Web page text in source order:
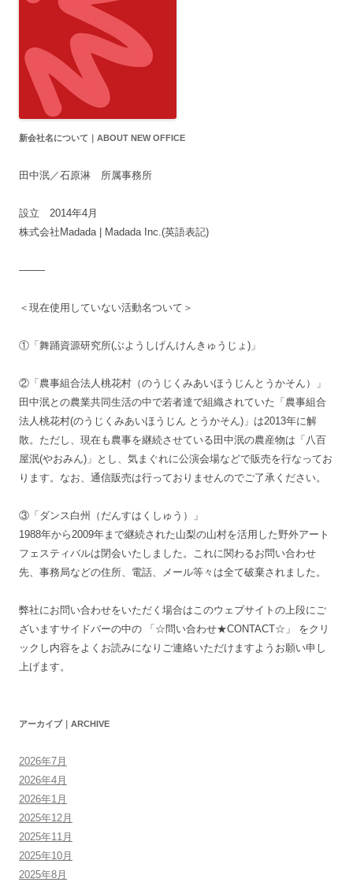
新会社名について｜ABOUT NEW OFFICE
田中泯／石原淋 所属事務所
設立 2014年4月
株式会社Madada | Madada Inc.(英語表記)
——–
＜現在使用していない活動名ついて＞
①「舞踊資源研究所(ぶようしげんけんきゅうじょ)」
②「農事組合法人桃花村（のうじくみあいほうじんとうかそん）」
田中泯との農業共同生活の中で若者達で組織されていた「農事組合
法人桃花村(のうじくみあいほうじん とうかそん)」は2013年に解
散。ただし、現在も農事を継続させている田中泯の農産物は「八百
屋泯(やおみん)」とし、気まぐれに公演会場などで販売を行なってお
ります。なお、通信販売は行っておりませんのでご了承ください。
③「ダンス白州（だんすはくしゅう）」
1988年から2009年まで継続された山梨の山村を活用した野外アート
フェスティバルは閉会いたしました。これに関わるお問い合わせ
先、事務局などの住所、電話、メール等々は全て破棄されました。
弊社にお問い合わせをいただく場合はこのウェブサイトの上段にご
ざいますサイドバーの中の 「☆問い合わせ★CONTACT☆」 をクリ
ックし内容をよくお読みになりご連絡いただけますようお願い申し
上げます。
アーカイブ｜ARCHIVE
2026年7月
2026年4月
2026年1月
2025年12月
2025年11月
2025年10月
2025年8月